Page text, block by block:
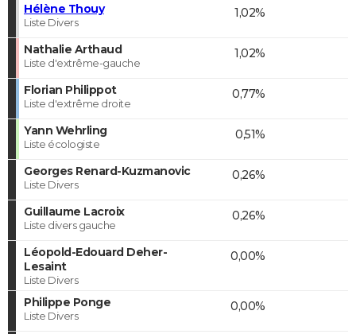
Hélène Thouy
Liste Divers
1,02%
Nathalie Arthaud
Liste d'extrême-gauche
1,02%
Florian Philippot
Liste d'extrême droite
0,77%
Yann Wehrling
Liste écologiste
0,51%
Georges Renard-Kuzmanovic
Liste Divers
0,26%
Guillaume Lacroix
Liste divers gauche
0,26%
Léopold-Edouard Deher-
Lesaint
Liste Divers
0,00%
Philippe Ponge
Liste Divers
0,00%